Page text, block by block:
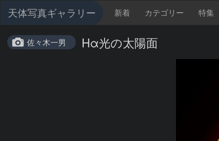
天体写真ギャラリー 新着 カテゴリー 特集
佐々木一男 Hα光の太陽面